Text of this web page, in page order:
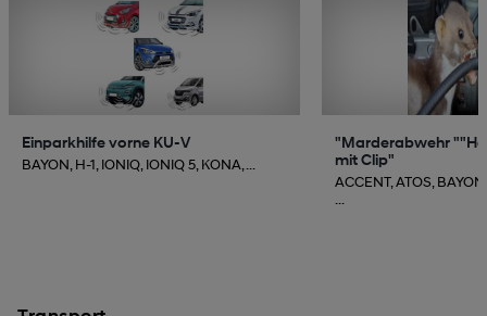
Einparkhilfe vorne KU-V
BAYON, H-1, IONIQ, IONIQ 5, KONA, ...
"Marderabwehr
mit Clip"
ACCENT, ATOS,
...